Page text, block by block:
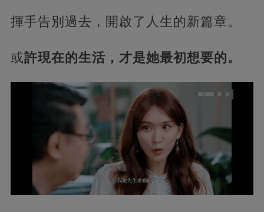
揮手告別過去，開啟了人生的新篇章。
或許現在的生活，才是她最初想要的。